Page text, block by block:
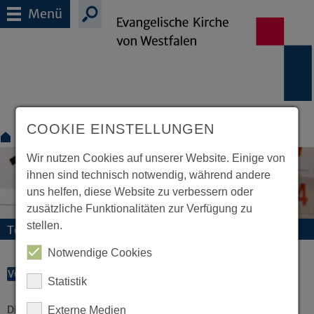
Menü
Für Gemeinden Termine
Termine und Veranstaltungen
VORLESEN
Diese Veranstaltung existiert nicht.
COOKIE EINSTELLUNGEN
Wir nutzen Cookies auf unserer Website. Einige von
ihnen sind technisch notwendig, während andere
uns helfen, diese Website zu verbessern oder
zusätzliche Funktionalitäten zur Verfügung zu
stellen.
Notwendige Cookies
Statistik
Externe Medien